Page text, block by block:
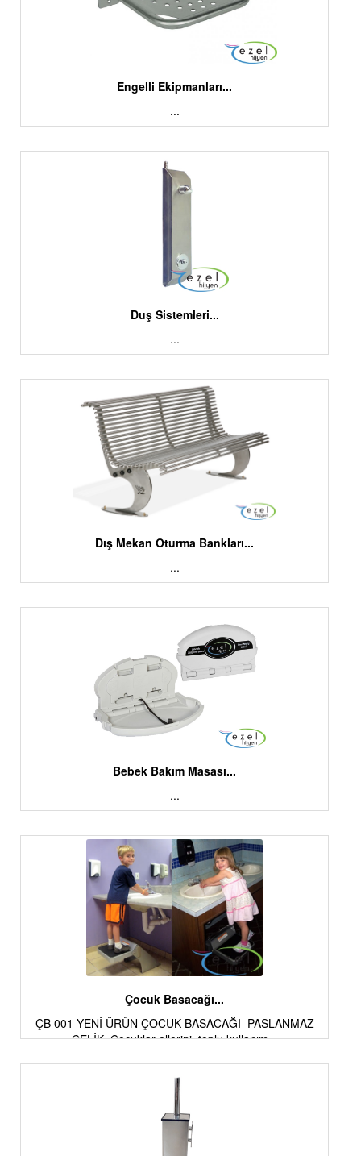
Engelli Ekipmanları...
...
Duş Sistemleri...
...
Dış Mekan Oturma Bankları...
...
Bebek Bakım Masası...
...
Çocuk Basacağı...
ÇB 001 YENİ ÜRÜN ÇOCUK BASACAĞI PASLANMAZ
ÇELİK Çocuklar ellerini, toplu kullanım...